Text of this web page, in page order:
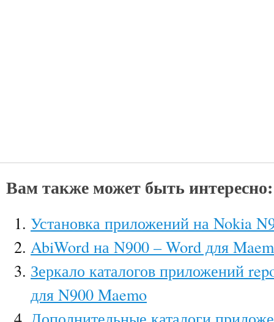
Вам также может быть интересно:
Установка приложений на Nokia
AbiWord на N900 – Word для
Зеркало каталогов приложений
для N900 Maemo